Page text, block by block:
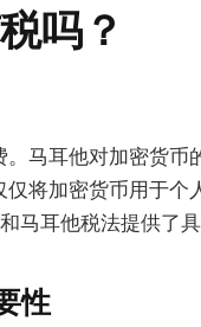
吗？
马耳他对加密货
将加密货币用于个
马耳他税法提供了具
性